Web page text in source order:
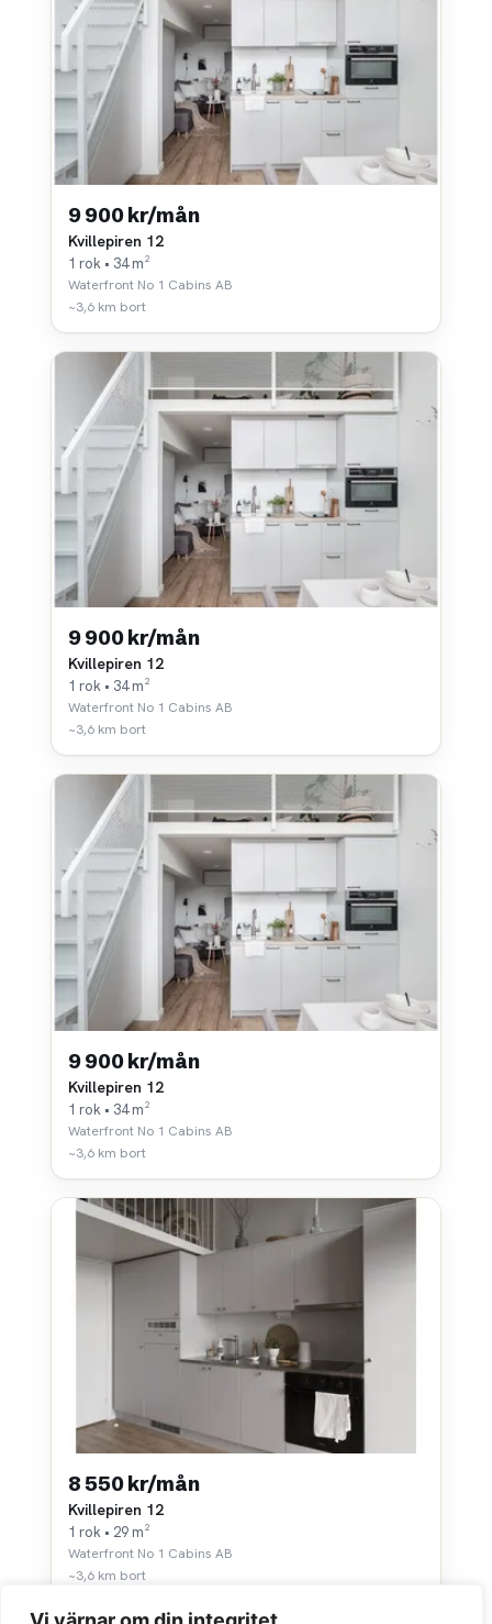
9 900 kr/mån
Kvillepiren 12
1 rok • 34 m²
Waterfront No 1 Cabins AB
~3,6 km bort
9 900 kr/mån
Kvillepiren 12
1 rok • 34 m²
Waterfront No 1 Cabins AB
~3,6 km bort
9 900 kr/mån
Kvillepiren 12
1 rok • 34 m²
Waterfront No 1 Cabins AB
~3,6 km bort
8 550 kr/mån
Kvillepiren 12
1 rok • 29 m²
Waterfront No 1 Cabins AB
~3,6 km bort